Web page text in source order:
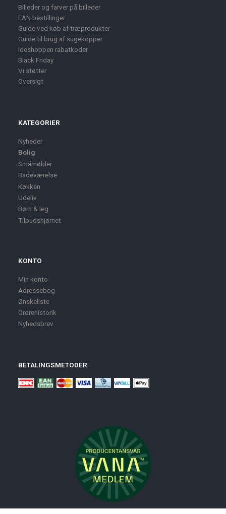
Billeder og farver på billeder
EAN bestillinger
Guide ved køb af træprodukter
Guide til brug af sugekopper
Ideshoppen rabatkoder
Black Friday
Vi støtter
Oversigt
KATEGORIER
Nyheder
Bolig
Småmøbler
Badeværelse
Køkken
Udeliv
Børn & leg
Tilbudshjørnet
KONTO
Min konto
Adressebog
Ønskeliste
Ordrehistorik
Nyhedsbrev
BETALINGSMETODER